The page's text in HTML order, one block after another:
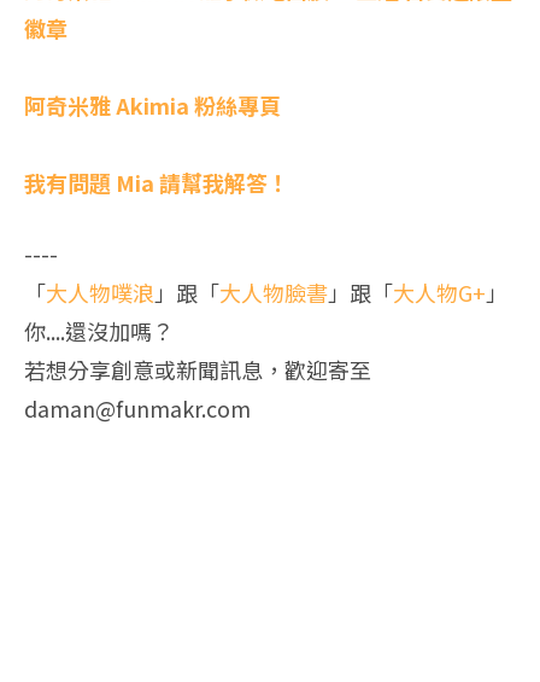
徽章
阿奇米雅 Akimia 粉絲專頁
我有問題 Mia 請幫我解答！
----
「大人物噗浪 」跟「大人物臉書」跟「大人物G+ 」
你....還沒加嗎？
若想分享創意或新聞訊息，歡迎寄至
daman@funmakr.com